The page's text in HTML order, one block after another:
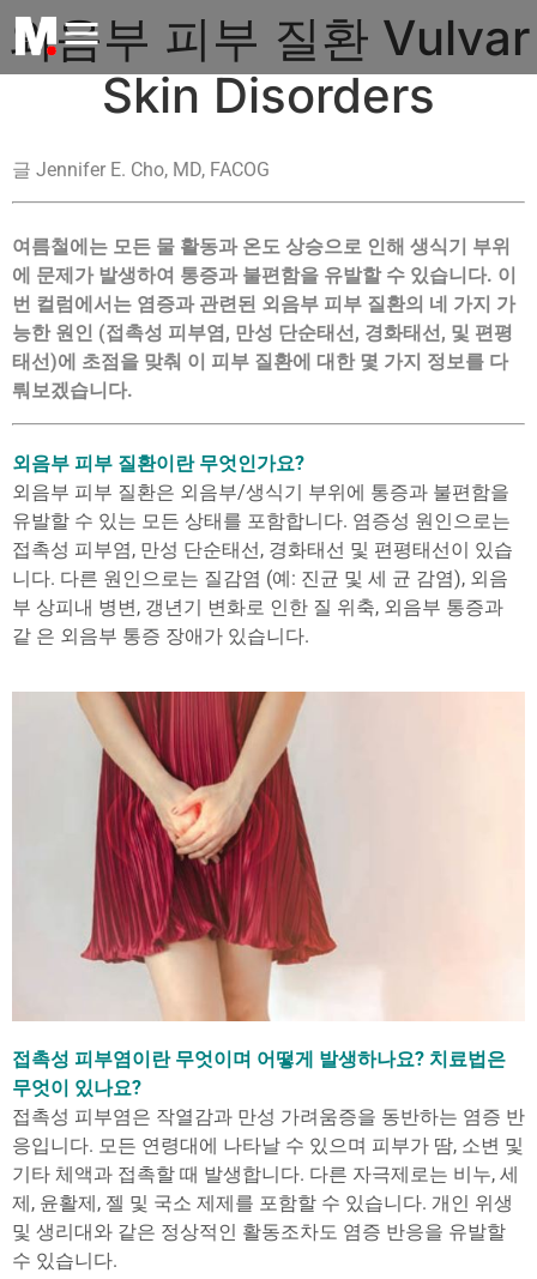
외음부 피부 질환 Vulvar
Skin Disorders
글 Jennifer E. Cho, MD, FACOG
여름철에는 모든 물 활동과 온도 상승으로 인해 생식기 부위
에 문제가 발생하여 통증과 불편함을 유발할 수 있습니다. 이
번 컬럼에서는 염증과 관련된 외음부 피부 질환의 네 가지 가
능한 원인 (접촉성 피부염, 만성 단순태선, 경화태선, 및 편평
태선)에 초점을 맞춰 이 피부 질환에 대한 몇 가지 정보를 다
뤄보겠습니다.
외음부 피부 질환이란 무엇인가요?
외음부 피부 질환은 외음부/생식기 부위에 통증과 불편함을
유발할 수 있는 모든 상태를 포함합니다. 염증성 원인으로는
접촉성 피부염, 만성 단순태선, 경화태선 및 편평태선이 있습
니다. 다른 원인으로는 질감염 (예: 진균 및 세 균 감염), 외음
부 상피내 병변, 갱년기 변화로 인한 질 위축, 외음부 통증과
같 은 외음부 통증 장애가 있습니다.
접촉성 피부염이란 무엇이며 어떻게 발생하나요? 치료법은
무엇이 있나요?
접촉성 피부염은 작열감과 만성 가려움증을 동반하는 염증 반
응입니다. 모든 연령대에 나타날 수 있으며 피부가 땀, 소변 및
기타 체액과 접촉할 때 발생합니다. 다른 자극제로는 비누, 세
제, 윤활제, 젤 및 국소 제제를 포함할 수 있습니다. 개인 위생
및 생리대와 같은 정상적인 활동조차도 염증 반응을 유발할
수 있습니다.